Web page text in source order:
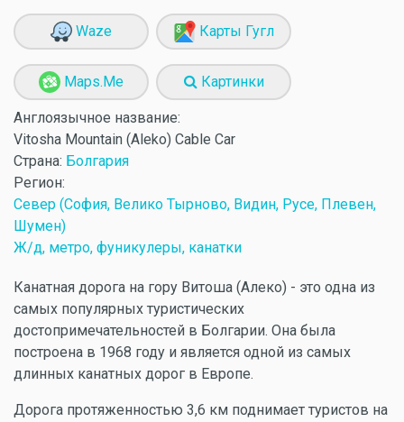
Waze Карты Гугл
Maps.Me Картинки
Англоязычное название:
Vitosha Mountain (Aleko) Cable Car
Страна: Болгария
Регион:
Север (София, Велико Тырново, Видин, Русе, Плевен,
Шумен)
Ж/д, метро, фуникулеры, канатки
Канатная дорога на гору Витоша (Алеко) - это одна из
самых популярных туристических
достопримечательностей в Болгарии. Она была
построена в 1968 году и является одной из самых
длинных канатных дорог в Европе.
Дорога протяженностью 3,6 км поднимает туристов на